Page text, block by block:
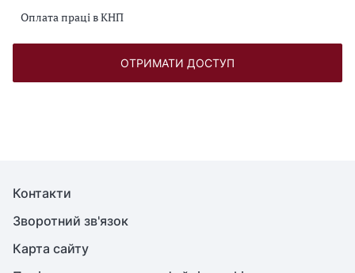
Оплата праці в КНП
ОТРИМАТИ ДОСТУП
Контакти
Зворотний зв'язок
Карта сайту